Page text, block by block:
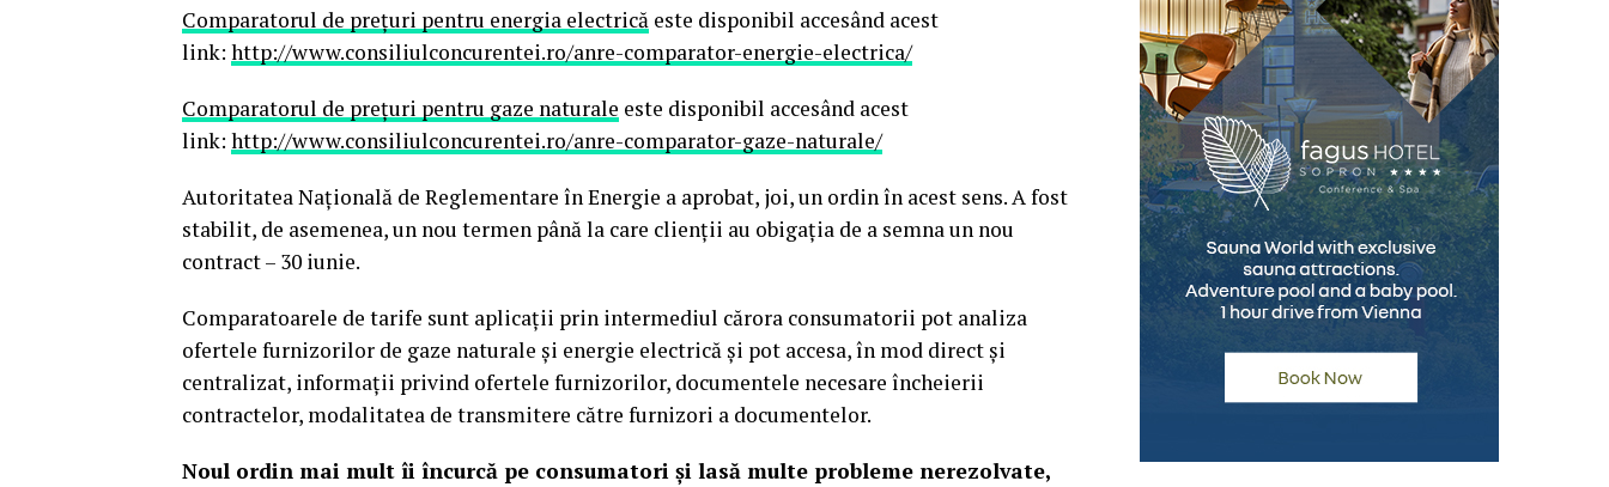
Comparatorul de prețuri pentru energia electrică este disponibil accesând acest
link: http://www.consiliulconcurentei.ro/anre-comparator-energie-electrica/
Comparatorul de prețuri pentru gaze naturale este disponibil accesând acest
link: http://www.consiliulconcurentei.ro/anre-comparator-gaze-naturale/
Autoritatea Naţională de Reglementare în Energie a aprobat, joi, un ordin în acest sens. A fost
stabilit, de asemenea, un nou termen până la care clienţii au obigaţia de a semna un nou
contract – 30 iunie.
Comparatoarele de tarife sunt aplicații prin intermediul cărora consumatorii pot analiza
ofertele furnizorilor de gaze naturale și energie electrică și pot accesa, în mod direct şi
centralizat, informaţii privind ofertele furnizorilor, documentele necesare încheierii
contractelor, modalitatea de transmitere către furnizori a documentelor.
Noul ordin mai mult îi încurcă pe consumatori şi lasă multe probleme nerezolvate,